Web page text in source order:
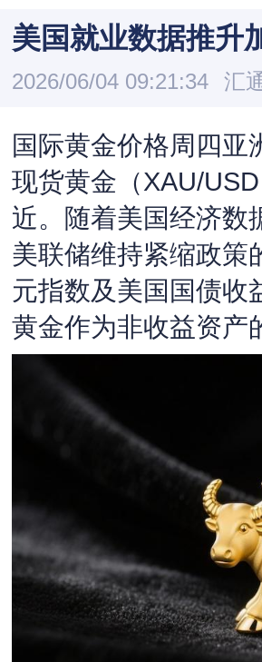
美国就业数据推升
2026/06/04 09:21:34 汇
国际黄金价格周四亚
现货黄金（XAU/
近。随着美国经济数
美联储维持紧缩政策
元指数及美国国债收
黄金作为非收益资产